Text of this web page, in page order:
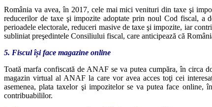
România va avea, în 2017, cele mai mici venituri din taxe şi
reducerilor de taxe şi impozite adoptate prin noul Cod fiscal,
perioadele electorale, reduceri masive de taxe şi impozite, iar
subliniat preşedintele Consiliului fiscal, care anticipează că
5. Fiscul își face magazine online
Toată marfa confiscată de ANAF se va putea cumpăra, în circa
magazin virtual al ANAF la care vor avea acces toţi cei
asemenea, plata taxelor şi impozitelor se va putea face
contribuabililor.